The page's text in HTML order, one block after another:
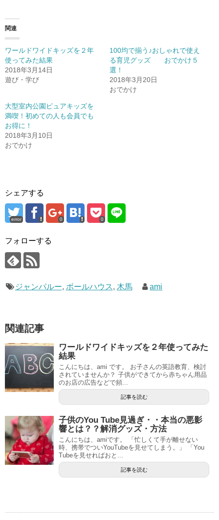
関連
ワールドワイドキッズを２年
使ってみた結果
2018年3月14日
遊び・学び
100均で揃う♪おしゃれで使え
る育児グッズ おでかけ５
選！
2018年3月20日
おでかけ
大型室内公園ピュアキッズを
満喫！初めての人も会員でも
お得に！
2018年3月10日
おでかけ
シェアする
error 0 0
フォローする
ジャンパルー, ボールハウス, 木馬 ami
関連記事
ワールドワイドキッズを２年使ってみた
結果
こんにちは、ami です。 お子さんの英語教育、検討
されていませんか？ 子供ができてから赤ちゃん用品
のお店の広告などで頻...
記事を読む
子供のYou Tube見過ぎ・・本当の悪影
響とは？？解消グッズ・方法
こんにちは、amiです。 「忙しくて手が離せない
時、携帯でついYouTubeを見せてしまう。」 「You
Tubeを見せればおと...
記事を読む